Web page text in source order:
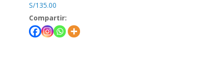
S/135.00
Compartir: